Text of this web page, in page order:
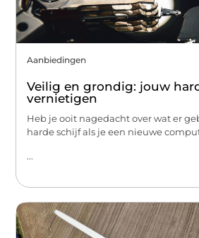
Aanbiedingen
Veilig en grondig: jouw
vernietigen
Heb je ooit nagedacht over wat er
harde schijf als je een nieuwe
...